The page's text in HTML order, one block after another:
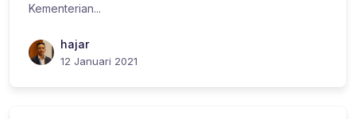
Kementerian...
hajar
12 Januari 2021